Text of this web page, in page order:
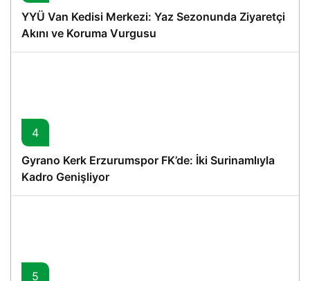
YYÜ Van Kedisi Merkezi: Yaz Sezonunda Ziyaretçi
Akını ve Koruma Vurgusu
4
Gyrano Kerk Erzurumspor FK’de: İki Surinamlıyla
Kadro Genişliyor
5